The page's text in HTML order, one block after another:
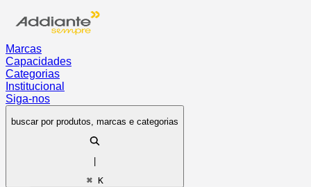
Marcas
Capacidades
Categorias
Institucional
Siga-nos
buscar por produtos, marcas e categorias
⌘ K